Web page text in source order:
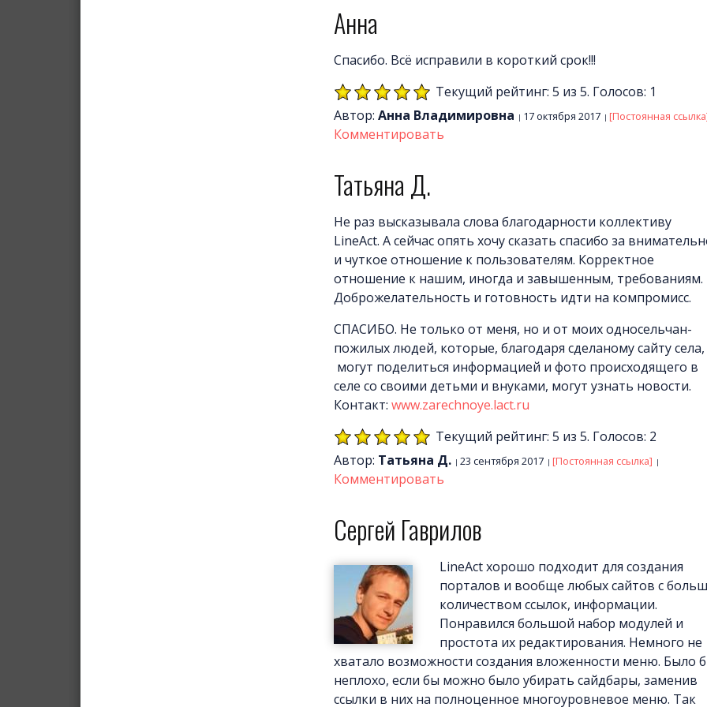
Анна
Спасибо. Всё исправили в короткий срок!!!
Текущий рейтинг: 5 из 5. Голосов: 1
Автор: Анна Владимировна 17 октября 2017 [Постоянная
Комментировать
Татьяна Д.
Не раз высказывала слова благодарности коллективу
LineAct. А сейчас опять хочу сказать спасибо за
и чуткое отношение к пользователям. Корректное
отношение к нашим, иногда и завышенным, требованиям.
Доброжелательность и готовность идти на компромисс.
СПАСИБО. Не только от меня, но и от моих односельчан-
пожилых людей, которые, благодаря сделаному сайту села,
могут поделиться информацией и фото происходящего в
селе со своими детьми и внуками, могут узнать новости.
Контакт: www.zarechnoye.lact.ru
Текущий рейтинг: 5 из 5. Голосов: 2
Автор: Татьяна Д. 23 сентября 2017 [Постоянная ссылка]
Комментировать
Сергей Гаврилов
LineAct хорошо подходит для создания
порталов и вообще любых сайтов с
количеством ссылок, информации.
Понравился большой набор модулей и
простота их редактирования. Немного не
хватало возможности создания вложенности меню. Было
неплохо, если бы можно было убирать сайдбары, заменив
ссылки в них на полноценное многоуровневое меню. Так